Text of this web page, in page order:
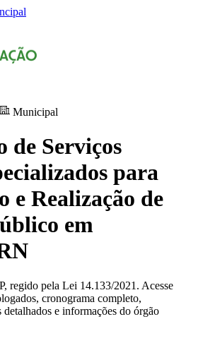
Municipal
de Serviços
para
e Realização de
em
regido pela Lei 14.133/2021. Acesse
cronograma completo,
e informações do órgão